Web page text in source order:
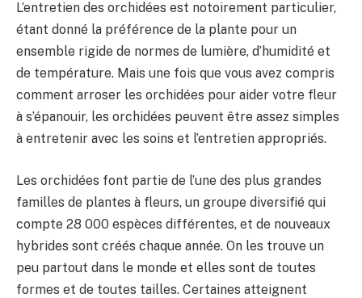
L’entretien des orchidées est notoirement particulier,
étant donné la préférence de la plante pour un
ensemble rigide de normes de lumière, d’humidité et
de température. Mais une fois que vous avez compris
comment arroser les orchidées pour aider votre fleur
à s’épanouir, les orchidées peuvent être assez simples
à entretenir avec les soins et l’entretien appropriés.
Les orchidées font partie de l’une des plus grandes
familles de plantes à fleurs, un groupe diversifié qui
compte 28 000 espèces différentes, et de nouveaux
hybrides sont créés chaque année. On les trouve un
peu partout dans le monde et elles sont de toutes
formes et de toutes tailles. Certaines atteignent